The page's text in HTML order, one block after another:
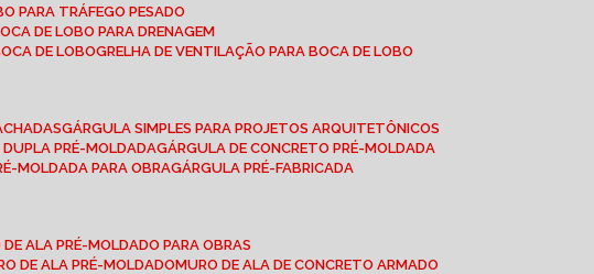
PARA TRÁFEGO PESADO
DE LOBO PARA DRENAGEM
DE LOBO
GRELHA DE VENTILAÇÃO PARA BOCA DE LOBO
GÁRGULA SIMPLES PARA PROJETOS ARQUITETÔNICOS
DUPLA PRÉ-MOLDADA
GÁRGULA DE CONCRETO PRÉ-MOLDADA
MOLDADA PARA OBRA
GÁRGULA PRÉ-FABRICADA
DE ALA PRÉ-MOLDADO PARA OBRAS
DE ALA PRÉ-MOLDADO
MURO DE ALA DE CONCRETO ARMADO